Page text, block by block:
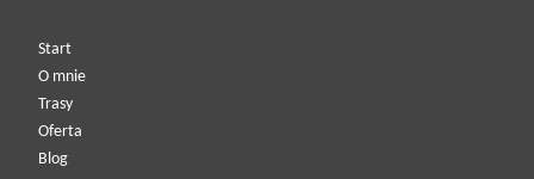
Start
O mnie
Trasy
Oferta
Blog